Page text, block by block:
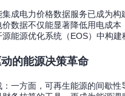
成电力价格数据服务已成为
数据不仅能显著降低用电成
能源优化系统（EOS）中构建
的能源决策革命
一方面，可再生能源的间歇